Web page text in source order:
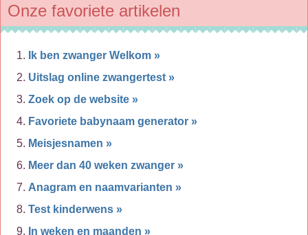
Onze favoriete artikelen
Ik ben zwanger Welkom »
Uitslag online zwangertest »
Zoek op de website »
Favoriete babynaam generator »
Meisjesnamen »
Meer dan 40 weken zwanger »
Anagram en naamvarianten »
Test kinderwens »
In weken en maanden »